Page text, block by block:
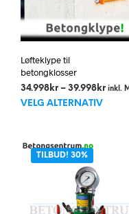
Løfteklype til
betongklosser
34.998 kr – 39.998 kr inkl.
VELG ALTERNATIV
TILBUD! 30%